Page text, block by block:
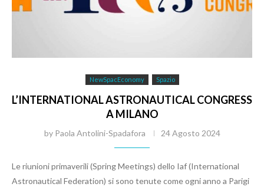
NewSpacEconomy Spazio
L’INTERNATIONAL ASTRONAUTICAL CONGRESS
A MILANO
by Paola Antolini-Spadafora 24 Agosto 2024
Le riunioni primaverili (Spring Meetings) dello Iaf (International
Astronautical Federation) si sono tenute come ogni anno a Parigi